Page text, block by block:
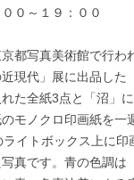
０～１９：００
都写真美術館で行わ
現代」展に出品した
た全紙3点と「沼」
モノクロ印画紙を一
イトボックス上に印
真です。青の色調は